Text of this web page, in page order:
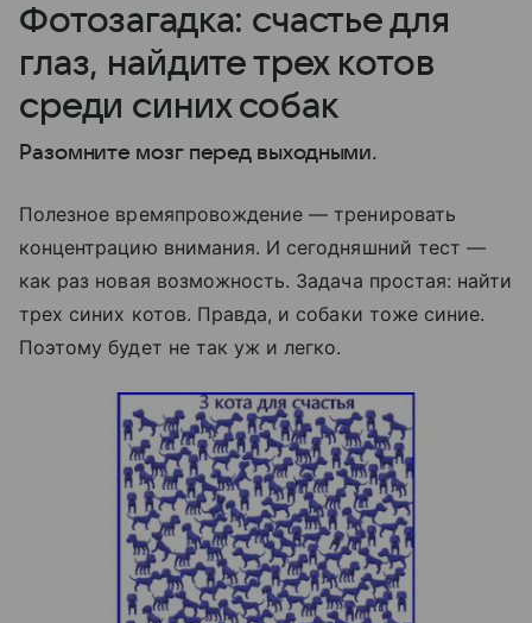
Фотозагадка: счастье для
глаз, найдите трех котов
среди синих собак
Разомните мозг перед выходными.
Полезное времяпровождение — тренировать
концентрацию внимания. И сегодняшний тест —
как раз новая возможность. Задача простая: найти
трех синих котов. Правда, и собаки тоже синие.
Поэтому будет не так уж и легко.